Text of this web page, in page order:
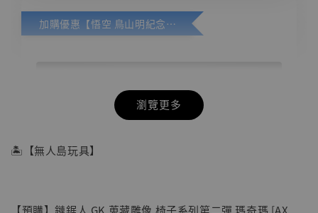
加購優惠【悟空 鳥山明紀念款 [奇蹟工作室]】
瀏覽更多
🏝【無人島玩具】
【預購】鏈鋸人 GK 蒐藏雕像 椅子系列第二彈 瑪奇瑪 [AX